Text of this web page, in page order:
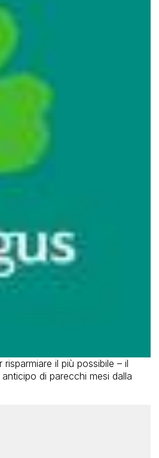
il più possibile – il
di parecchi mesi dalla